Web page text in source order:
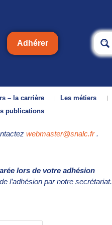
Adhérer
– la carrière Les métiers
publications
webmaster@snalc.fr.
lors de votre adhésion
l’adhésion par notre secrétariat.